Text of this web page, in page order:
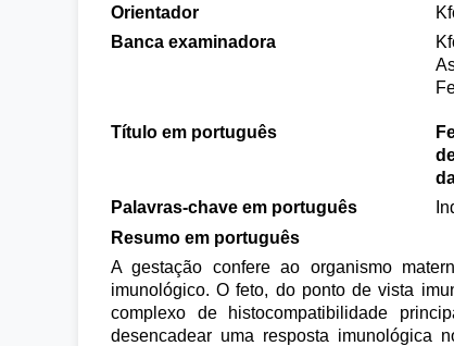
Orientador
Banca examinadora
Título em português
Palavras-chave em português
Resumo em português
A gestação confere ao organismo
imunológico. O feto, do ponto de vista
complexo de histocompatibilidade
desencadear uma resposta imunológica